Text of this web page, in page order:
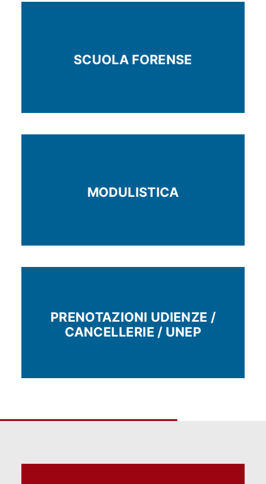
SCUOLA FORENSE
MODULISTICA
PRENOTAZIONI UDIENZE /
CANCELLERIE / UNEP